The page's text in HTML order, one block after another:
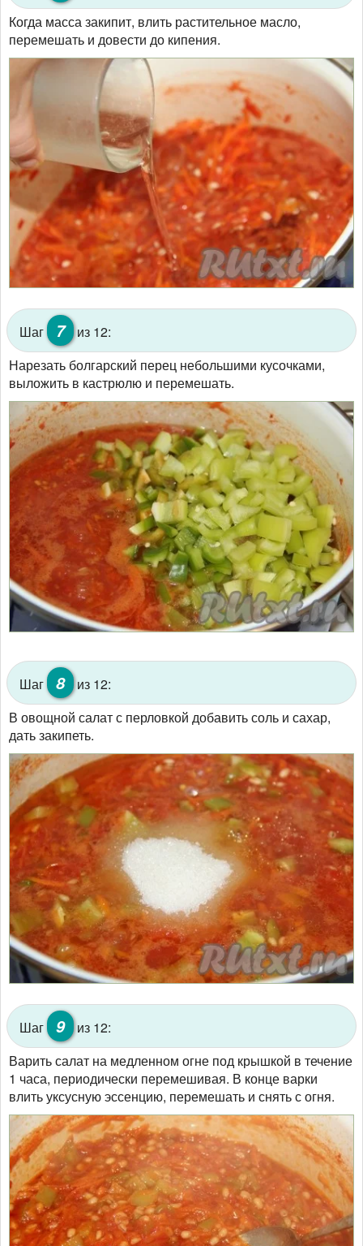
Когда масса закипит, влить растительное масло,
перемешать и довести до кипения.
Шаг 7
из 12:
Нарезать болгарский перец небольшими кусочками,
выложить в кастрюлю и перемешать.
Шаг 8
из 12:
В овощной салат с перловкой добавить соль и сахар,
дать закипеть.
Шаг 9
из 12:
Варить салат на медленном огне под крышкой в течение
1 часа, периодически перемешивая. В конце варки
влить уксусную эссенцию, перемешать и снять с огня.